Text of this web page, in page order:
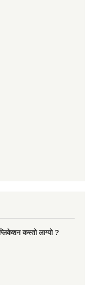
कस्तो लाग्यो ?